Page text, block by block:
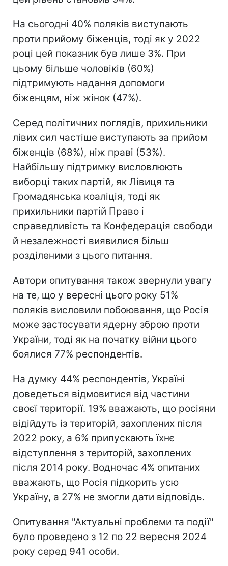
На сьогодні 40% поляків виступають
проти прийому біженців, тоді як у 2022
році цей показник був лише 3%. При
цьому більше чоловіків (60%)
підтримують надання допомоги
біженцям, ніж жінок (47%).
Серед політичних поглядів, прихильники
лівих сил частіше виступають за прийом
біженців (68%), ніж праві (53%).
Найбільшу підтримку висловлюють
виборці таких партій, як Лівиця та
Громадянська коаліція, тоді як
прихильники партій Право і
справедливість та Конфедерація свободи
й незалежності виявилися більш
розділеними з цього питання.
Автори опитування також звернули увагу
на те, що у вересні цього року 51%
поляків висловили побоювання, що Росія
може застосувати ядерну зброю проти
України, тоді як на початку війни цього
боялися 77% респондентів.
На думку 44% респондентів, Україні
доведеться відмовитися від частини
своєї території. 19% вважають, що росіяни
відійдуть із територій, захоплених після
2022 року, а 6% припускають їхнє
відступлення з територій, захоплених
після 2014 року. Водночас 4% опитаних
вважають, що Росія підкорить усю
Україну, а 27% не змогли дати відповідь.
Опитування "Актуальні проблеми та події"
було проведено з 12 по 22 вересня 2024
року серед 941 особи.